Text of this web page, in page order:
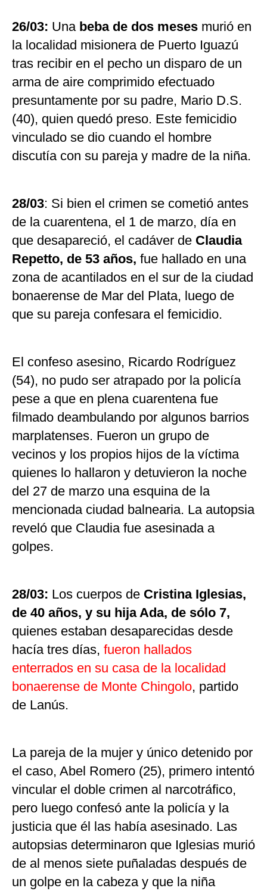
26/03: Una beba de dos meses murió en
la localidad misionera de Puerto Iguazú
tras recibir en el pecho un disparo de un
arma de aire comprimido efectuado
presuntamente por su padre, Mario D.S.
(40), quien quedó preso. Este femicidio
vinculado se dio cuando el hombre
discutía con su pareja y madre de la niña.
28/03: Si bien el crimen se cometió antes
de la cuarentena, el 1 de marzo, día en
que desapareció, el cadáver de Claudia
Repetto, de 53 años, fue hallado en una
zona de acantilados en el sur de la ciudad
bonaerense de Mar del Plata, luego de
que su pareja confesara el femicidio.
El confeso asesino, Ricardo Rodríguez
(54), no pudo ser atrapado por la policía
pese a que en plena cuarentena fue
filmado deambulando por algunos barrios
marplatenses. Fueron un grupo de
vecinos y los propios hijos de la víctima
quienes lo hallaron y detuvieron la noche
del 27 de marzo una esquina de la
mencionada ciudad balnearia. La autopsia
reveló que Claudia fue asesinada a
golpes.
28/03: Los cuerpos de Cristina Iglesias,
de 40 años, y su hija Ada, de sólo 7,
quienes estaban desaparecidas desde
hacía tres días, fueron hallados
enterrados en su casa de la localidad
bonaerense de Monte Chingolo, partido
de Lanús.
La pareja de la mujer y único detenido por
el caso, Abel Romero (25), primero intentó
vincular el doble crimen al narcotráfico,
pero luego confesó ante la policía y la
justicia que él las había asesinado. Las
autopsias determinaron que Iglesias murió
de al menos siete puñaladas después de
un golpe en la cabeza y que la niña